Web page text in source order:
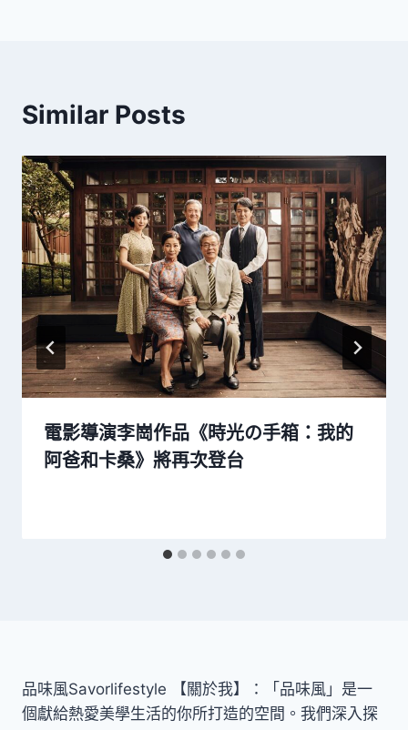
Similar Posts
電影導演李崗作品《時光の手箱：我的
阿爸和卡桑》將再次登台
品味風Savorlifestyle 【關於我】：「品味風」是一
個獻給熱愛美學生活的你所打造的空間。我們深入探